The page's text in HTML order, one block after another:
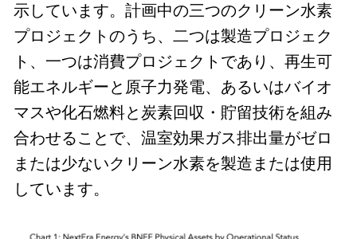
示しています。計画中の三つのクリーン水素
プロジェクトのうち、二つは製造プロジェク
ト、一つは消費プロジェクトであり、再生可
能エネルギーと原子力発電、あるいはバイオ
マスや化石燃料と炭素回収・貯留技術を組み
合わせることで、温室効果ガス排出量がゼロ
または少ないクリーン水素を製造または使用
しています。